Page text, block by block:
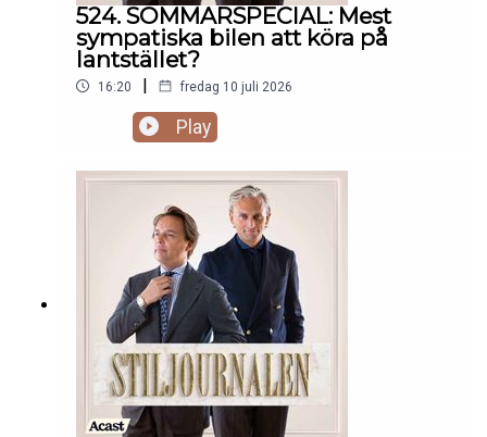
524. SOMMARSPECIAL: Mest
sympatiska bilen att köra på
lantstället?
16:20 | fredag 10 juli 2026
Play